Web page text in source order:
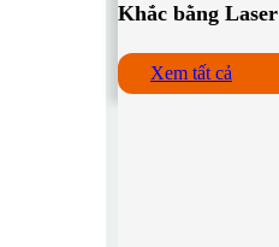
Khắc bằng Laser
Xem tất cả